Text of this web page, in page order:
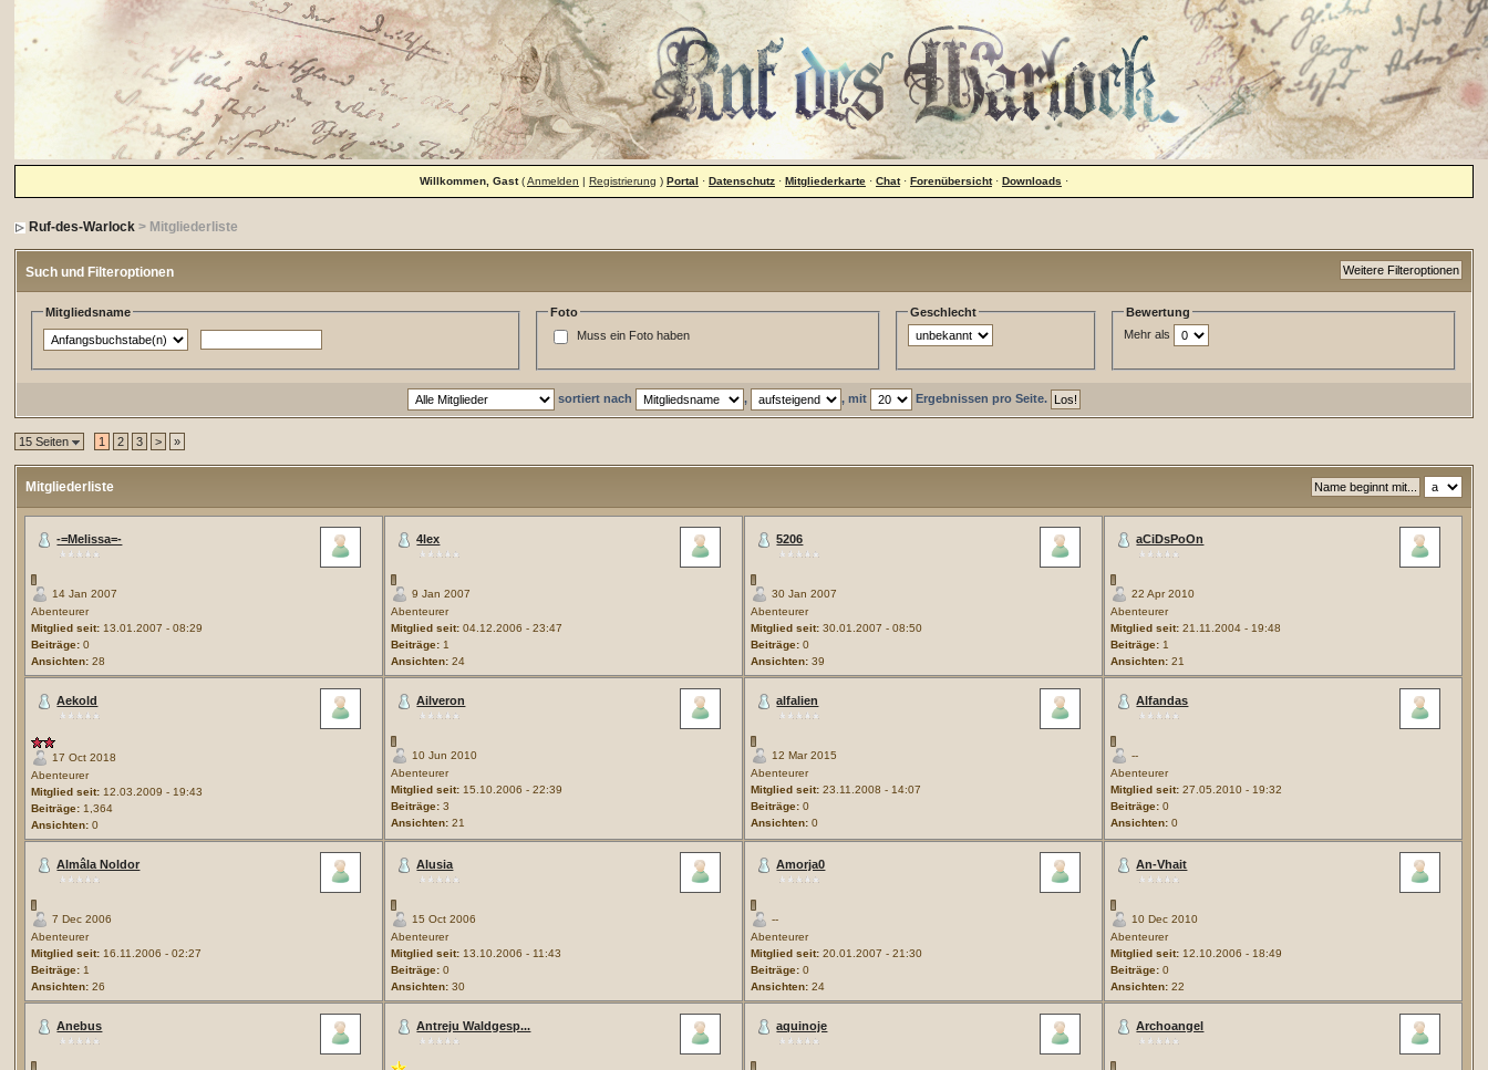
Willkommen, Gast(Anmelden | Registrierung ) Portal · Datenschutz· Mitgliederkarte· Chat· Forenübersicht· Downloads ·
Ruf-des-Warlock > Mitgliederliste
Such und Filteroptionen
Mitgliedsname
Foto
Muss ein Foto haben
Geschlecht
Bewertung
Mehr als
sortiert nach , , mit Ergebnissen pro Seite.
15 Seiten 1 2 3 > »
Mitgliederliste
-=Melissa=-
14 Jan 2007
Abenteurer
Mitglied seit: 13.01.2007 - 08:29
Beiträge: 0
Ansichten: 28
4lex
9 Jan 2007
Abenteurer
Mitglied seit: 04.12.2006 - 23:47
Beiträge: 1
Ansichten: 24
5206
30 Jan 2007
Abenteurer
Mitglied seit: 30.01.2007 - 08:50
Beiträge: 0
Ansichten: 39
aCiDsPoOn
22 Apr 2010
Abenteurer
Mitglied seit: 21.11.2004 - 19:48
Beiträge: 1
Ansichten: 21
Aekold
17 Oct 2018
Abenteurer
Mitglied seit: 12.03.2009 - 19:43
Beiträge: 1,364
Ansichten: 0
Ailveron
10 Jun 2010
Abenteurer
Mitglied seit: 15.10.2006 - 22:39
Beiträge: 3
Ansichten: 21
alfalien
12 Mar 2015
Abenteurer
Mitglied seit: 23.11.2008 - 14:07
Beiträge: 0
Ansichten: 0
Alfandas
--
Abenteurer
Mitglied seit: 27.05.2010 - 19:32
Beiträge: 0
Ansichten: 0
Almâla Noldor
7 Dec 2006
Abenteurer
Mitglied seit: 16.11.2006 - 02:27
Beiträge: 1
Ansichten: 26
Alusia
15 Oct 2006
Abenteurer
Mitglied seit: 13.10.2006 - 11:43
Beiträge: 0
Ansichten: 30
Amorja0
--
Abenteurer
Mitglied seit: 20.01.2007 - 21:30
Beiträge: 0
Ansichten: 24
An-Vhait
10 Dec 2010
Abenteurer
Mitglied seit: 12.10.2006 - 18:49
Beiträge: 0
Ansichten: 22
Anebus Antreju Waldgesp... aquinoje Archoangel